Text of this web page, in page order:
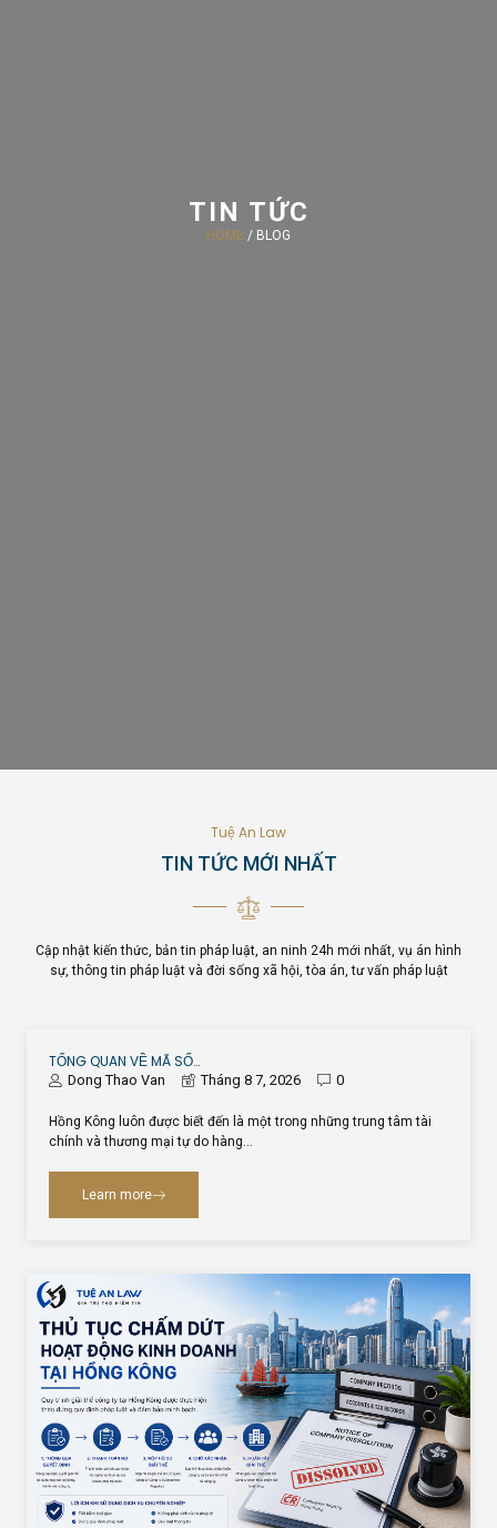
TIN TỨC
HOME / BLOG
Tuệ An Law
TIN TỨC MỚI NHẤT
Cập nhật kiến thức, bản tin pháp luật, an ninh 24h mới nhất, vụ án hình
sự, thông tin pháp luật và đời sống xã hội, tòa án, tư vấn pháp luật
TỔNG QUAN VỀ MÃ SỐ…
Dong Thao Van Tháng 8 7, 2026 0
Hồng Kông luôn được biết đến là một trong những trung tâm tài
chính và thương mại tự do hàng…
Learn more